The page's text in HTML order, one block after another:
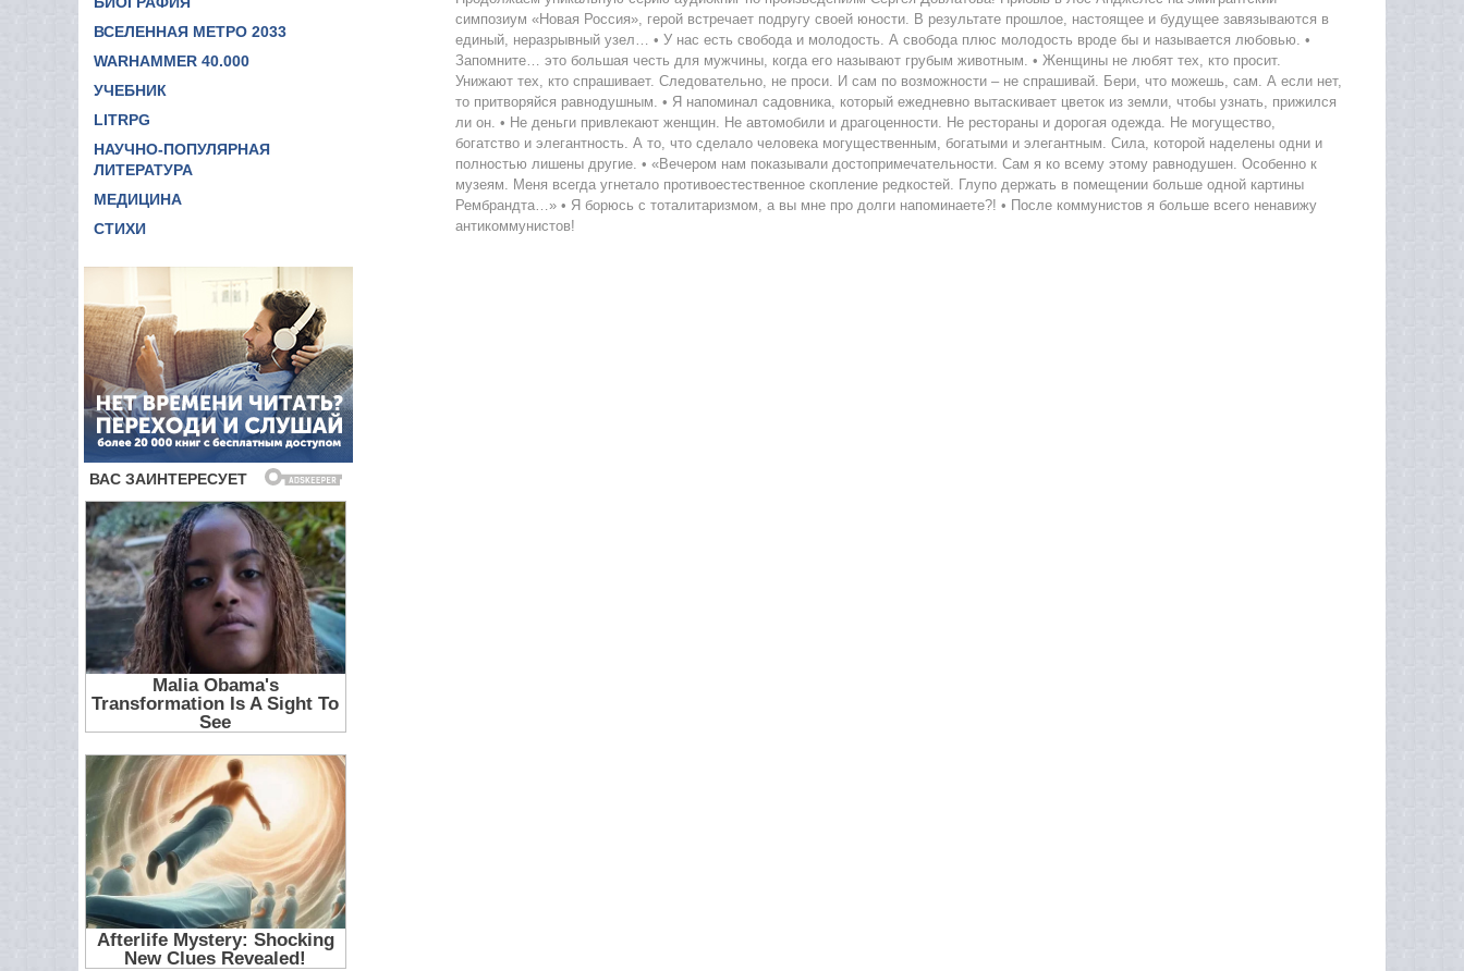
ВСЕЛЕННАЯ МЕТРО 2033
WARHAMMER 40.000
УЧЕБНИК
LITRPG
НАУЧНО-ПОПУЛЯРНАЯ
ЛИТЕРАТУРА
МЕДИЦИНА
СТИХИ
симпозиум «Новая Россия», герой встречает подругу своей юности. В результате прошлое, настоящее и будущее завязываются в
единый, неразрывный узел… • У нас есть свобода и молодость. А свобода плюс молодость вроде бы и называется любовью. •
Запомните… это большая честь для мужчины, когда его называют грубым животным. • Женщины не любят тех, кто просит.
Унижают тех, кто спрашивает. Следовательно, не проси. И сам по возможности – не спрашивай. Бери, что можешь, сам. А если нет,
то притворяйся равнодушным. • Я напоминал садовника, который ежедневно вытаскивает цветок из земли, чтобы узнать, прижился
ли он. • Не деньги привлекают женщин. Не автомобили и драгоценности. Не рестораны и дорогая одежда. Не могущество,
богатство и элегантность. А то, что сделало человека могущественным, богатыми и элегантным. Сила, которой наделены одни и
полностью лишены другие. • «Вечером нам показывали достопримечательности. Сам я ко всему этому равнодушен. Особенно к
музеям. Меня всегда угнетало противоестественное скопление редкостей. Глупо держать в помещении больше одной картины
Рембрандта…» • Я борюсь с тоталитаризмом, а вы мне про долги напоминаете?! • После коммунистов я больше всего ненавижу
антикоммунистов!